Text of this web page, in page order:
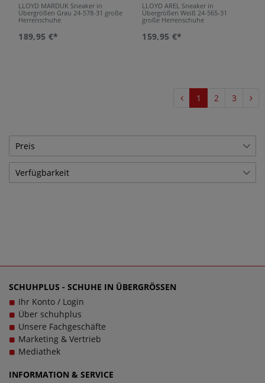
LLOYD MARDUK Sneaker in
Übergrößen Grau 24-578-31 große
Herrenschuhe
189,95 €*
LLOYD AREL Sneaker in
Übergrößen Weiß 24-565-31
große Herrenschuhe
159,95 €*
1 2 3
Preis
€ ― €
Verfügbarkeit
SCHUHPLUS - SCHUHE IN ÜBERGRÖSSEN
Ihr Konto / Login
Über schuhplus
Unsere Fachgeschäfte
Marketing & Vertrieb
Mediathek
INFORMATION & SERVICE